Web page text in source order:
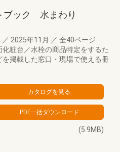
ブック 水まわり
／ 2025年11月 ／ 全40ページ
粧台／水栓の商品特定をするた
掲載した窓口・現場で使える冊
(5.9MB)